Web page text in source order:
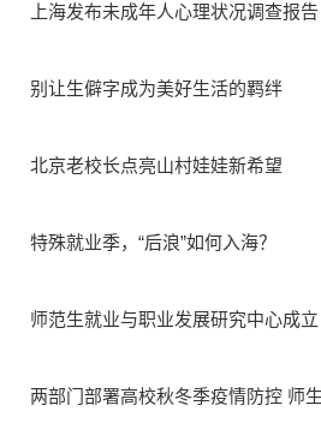
上海发布未成年人心理状况调查报告
别让生僻字成为美好生活的羁绊
北京老校长点亮山村娃娃新希望
特殊就业季，“后浪”如何入海？